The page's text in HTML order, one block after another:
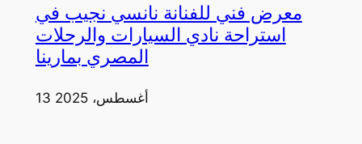
معرض فني للفنانة نانسي نجيب في
استراحة نادي السيارات والرحلات
المصري بمارينا
13 أغسطس، 2025